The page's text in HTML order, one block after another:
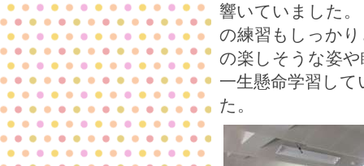
響いていました
の練習もしっか
の楽しそうな姿
一生懸命学習し
た。